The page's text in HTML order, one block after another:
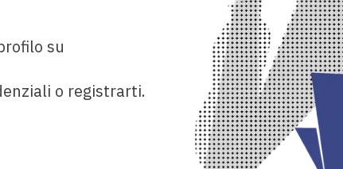
su
o registrarti.